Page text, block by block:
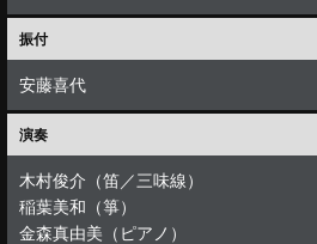
振付
安藤喜代
演奏
木村俊介（笛／三味線）
稲葉美和（箏）
金森真由美（ピアノ）